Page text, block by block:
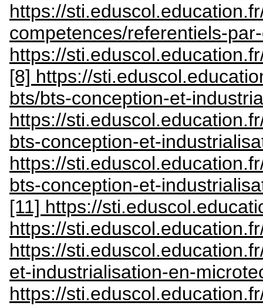
https://
competences/referentiels-
https://
[8] https://
bts/bts-conception-et-
https://
bts-conception-et-
https://
bts-conception-et-
[11] https://
https://
https://
et-industrialisation-en-
https://